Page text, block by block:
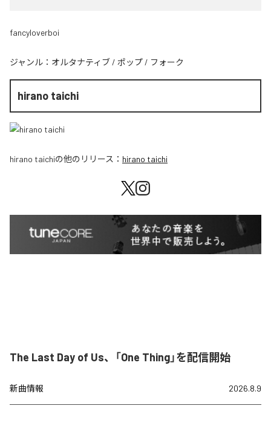
fancyloverboi
ジャンル： オルタナティブ / ポップ / フォーク
hirano taichi
hirano taichiの他のリリース： hirano taichi
The Last Day of Us、「One Thing」を配信開始
新曲情報 2026.8.9